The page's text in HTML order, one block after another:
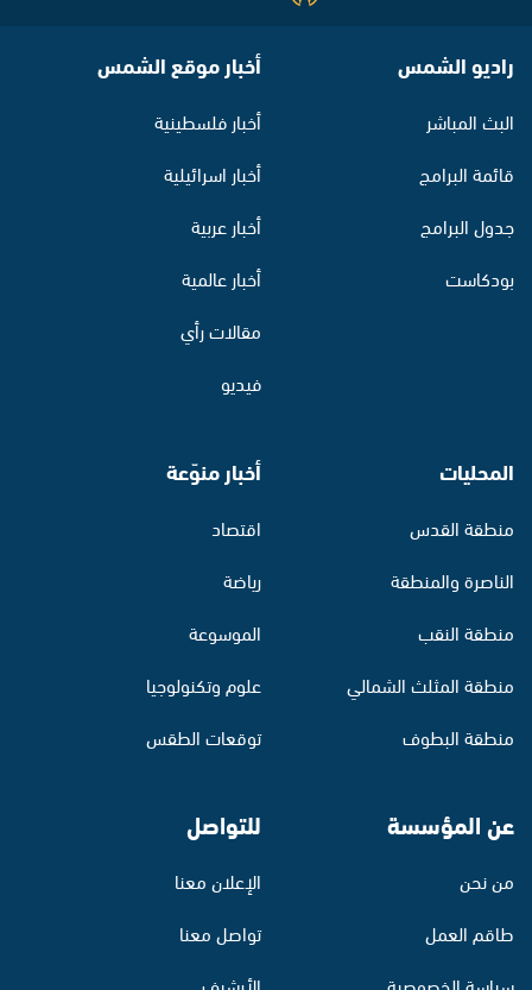
راديو الشمس
البث المباشر
قائمة البرامج
جدول البرامج
بودكاست
أخبار موقع الشمس
أخبار فلسطينية
أخبار اسرائيلية
أخبار عربية
أخبار عالمية
مقالات رأي
فيديو
المحليات
منطقة القدس
الناصرة والمنطقة
منطقة النقب
منطقة المثلث الشمالي
منطقة البطوف
أخبار منوّعة
اقتصاد
رياضة
الموسوعة
علوم وتكنولوجيا
توقعات الطقس
عن المؤسسة
من نحن
طاقم العمل
للتواصل
الإعلان معنا
تواصل معنا